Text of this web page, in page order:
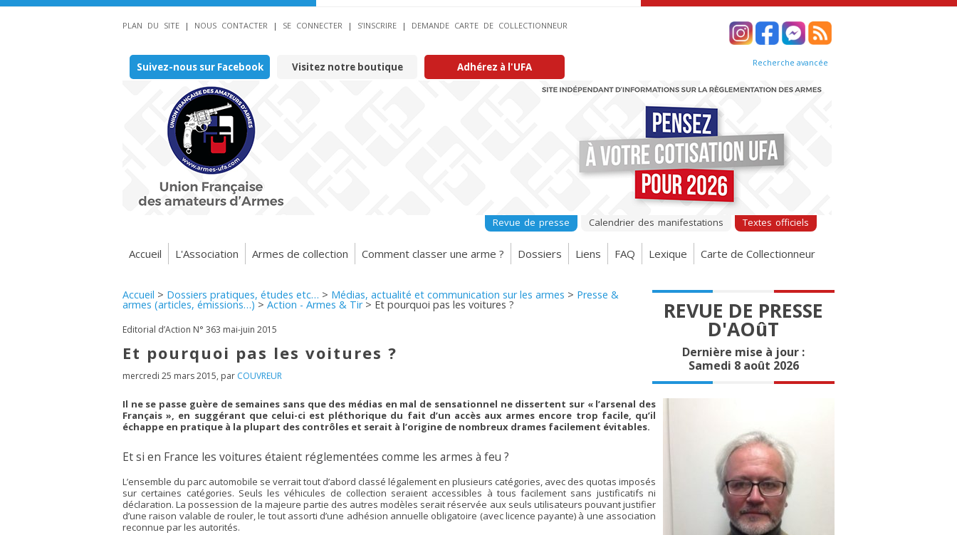
PLAN DU SITE | NOUS CONTACTER | SE CONNECTER | S’INSCRIRE | DEMANDE CARTE DE COLLECTIONNEUR
Suivez-nous sur Facebook Visitez notre boutique Adhérez à l'UFA Recherche avancée
Revue de presse Calendrier des manifestations Textes officiels
Accueil L'Association Armes de collection Comment classer une arme ? Dossiers Liens FAQ Lexique Carte de Collectionneur
REVUE DE PRESSE
D'AOûT
Dernière mise à jour :
Samedi 8 août 2026
Accueil > Dossiers pratiques, études etc… > Médias, actualité et communication sur les armes > Presse &
armes (articles, émissions…)> Action - Armes & Tir> Et pourquoi pas les voitures ?
Editorial d’Action N° 363 mai-juin 2015
Et pourquoi pas les voitures ?
mercredi 25 mars 2015, par COUVREUR
Il ne se passe guère de semaines sans que des médias en mal de sensationnel ne dissertent sur « l’arsenal des
Français », en suggérant que celui-ci est pléthorique du fait d’un accès aux armes encore trop facile, qu’il
échappe en pratique à la plupart des contrôles et serait à l’origine de nombreux drames facilement évitables.
Et si en France les voitures étaient réglementées comme les armes à feu ?
L’ensemble du parc automobile se verrait tout d’abord classé légalement en plusieurs catégories, avec des quotas imposés
sur certaines catégories. Seuls les véhicules de collection seraient accessibles à tous facilement sans justificatifs ni
déclaration. La possession de la majeure partie des autres modèles serait réservée aux seuls utilisateurs pouvant justifier
d’une raison valable de rouler, le tout assorti d’une adhésion annuelle obligatoire (avec licence payante) à une association
reconnue par les autorités.